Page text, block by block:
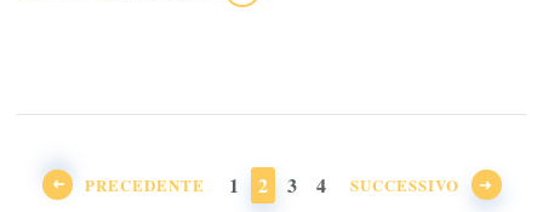
degliPRECEDENTE PAGINA
1 PAGINA
2 PAGINA
3 PAGINA
4 SUCCESSIVO